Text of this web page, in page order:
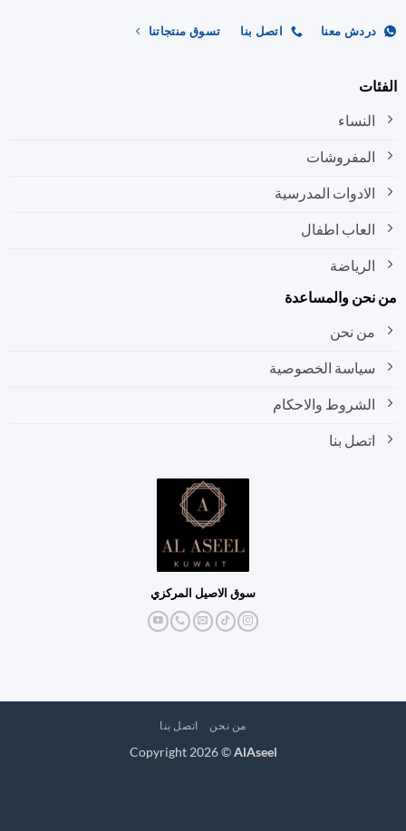
دردش معنا اتصل بنا تسوق منتجاتنا
النساء
المفروشات
الادوات المدرسية
العاب اطفال
الرياضة
والمساعدة
من نحن
سياسة الخصوصية
الشروط والاحكام
اتصل بنا
سوق الاصيل المركزي
من نحن اتصل بنا
Copyright 2026 ©AlAseel